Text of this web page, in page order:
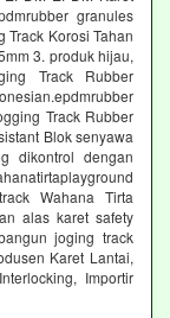
granules
Korosi Tahan
3. produk hijau,
Track Rubber
Track Rubber
Blok senyawa
dikontrol dengan
Wahana Tirta
alas karet safety
joging track
Karet Lantai,
Importir